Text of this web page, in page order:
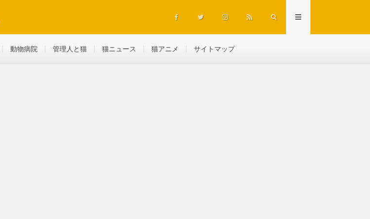
動物病院 管理人と猫 猫ニュース 猫アニメ サイトマップ